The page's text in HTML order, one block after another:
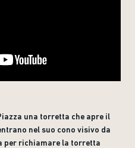
una torretta che apre il
nel suo cono visivo da
per richiamare la torretta